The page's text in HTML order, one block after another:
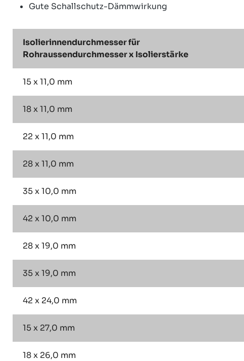
Gute Schallschutz-Dämmwirkung
Isolierinnendurchmesser für
Rohraussendurchmesser x Isolierstärke
15 x 11,0 mm
18 x 11,0 mm
22 x 11,0 mm
28 x 11,0 mm
35 x 10,0 mm
42 x 10,0 mm
28 x 19,0 mm
35 x 19,0 mm
42 x 24,0 mm
15 x 27,0 mm
18 x 26,0 mm